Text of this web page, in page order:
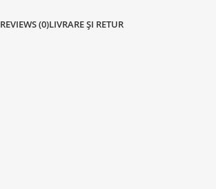
REVIEWS (0)LIVRARE ȘI RETUR